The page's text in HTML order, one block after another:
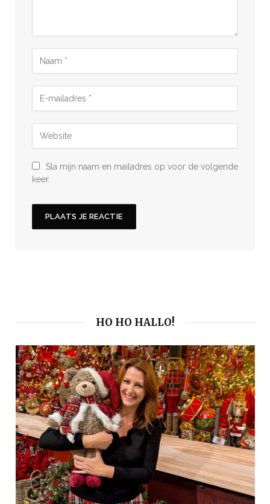
Sla mijn naam en mailadres op voor de volgende
keer.
HO HO HALLO!